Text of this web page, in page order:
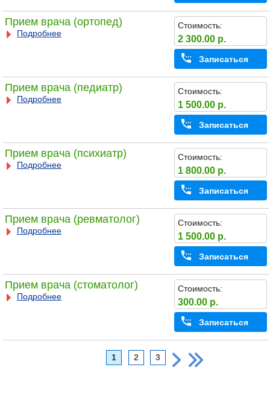
Прием врача (ортопед)
Подробнее
Стоимость:
2 300.00 р.
Записаться
Прием врача (педиатр)
Подробнее
Стоимость:
1 500.00 р.
Записаться
Прием врача (психиатр)
Подробнее
Стоимость:
1 800.00 р.
Записаться
Прием врача (ревматолог)
Подробнее
Стоимость:
1 500.00 р.
Записаться
Прием врача (стоматолог)
Подробнее
Стоимость:
300.00 р.
Записаться
1 2 3